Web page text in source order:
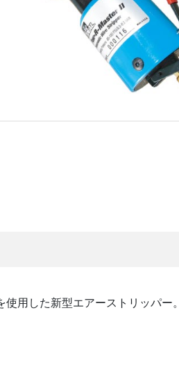
用した新型エアーストリッパー。